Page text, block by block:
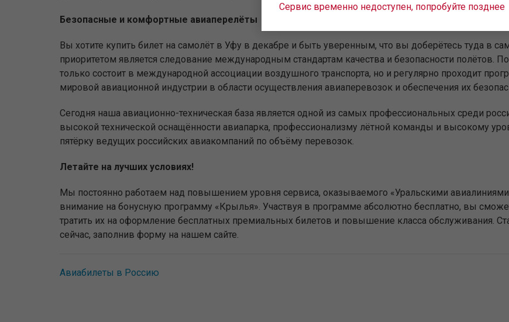
Безопасные и комфортные авиаперелёты
Вы хотите купить билет на самолёт в Уфу в декабре и быть уверенным, что вы доберётесь туда в
приоритетом является следование международным стандартам качества и безопасности полётов.
только состоит в международной ассоциации воздушного транспорта, но и регулярно проходит
мировой авиационной индустрии в области осуществления авиаперевозок и обеспечения их
Сегодня наша авиационно-техническая база является одной из самых профессиональных среди
высокой технической оснащённости авиапарка, профессионализму лётной команды и высокому
пятёрку ведущих российских авиакомпаний по объёму перевозок.
Летайте на лучших условиях!
Мы постоянно работаем над повышением уровня сервиса, оказываемого «Уральскими
внимание на бонусную программу «Крылья». Участвуя в программе абсолютно бесплатно, вы
тратить их на оформление бесплатных премиальных билетов и повышение класса обслуживания.
сейчас, заполнив форму на нашем сайте.
Авиабилеты в Россию
Сервис временно недоступен, попробуйте позднее